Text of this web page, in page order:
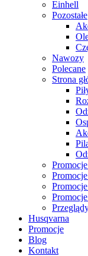
Einhell
Pozostałe
Nawozy
Polecane
Strona
Husqvarna
Promocje
Blog
Kontakt